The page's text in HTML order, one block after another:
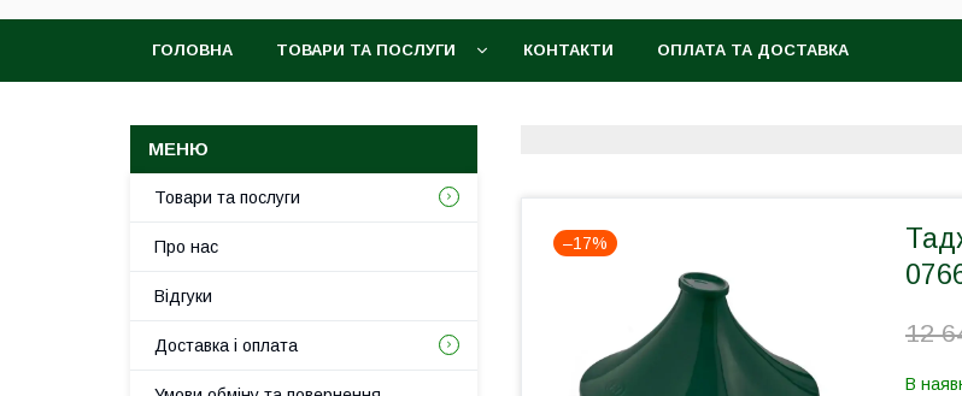
ГОЛОВНА ТОВАРИ ТА ПОСЛУГИ КОНТАКТИ ОПЛАТА ТА ДОСТАВКА
–17%
12
В
Товари та послуги
Про нас
Відгуки
Доставка і оплата